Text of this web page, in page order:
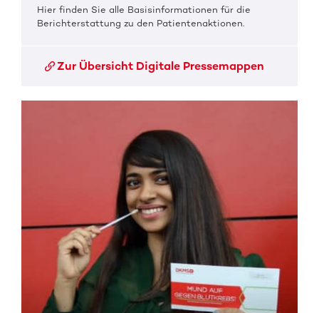
Hier finden Sie alle Basisinformationen für die
Berichterstattung zu den Patientenaktionen.
Zur Übersicht Digitale Pressemappen